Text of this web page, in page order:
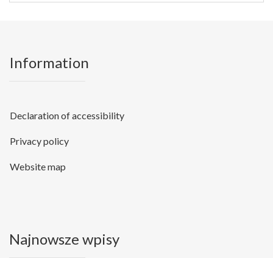
Information
Declaration of accessibility
Privacy policy
Website map
Najnowsze wpisy